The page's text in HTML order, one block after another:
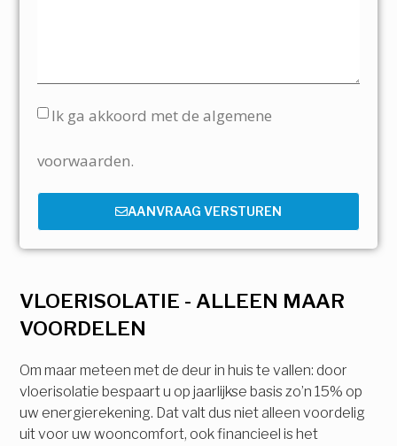
VLOERISOLATIE - ALLEEN MAAR
VOORDELEN
Om maar meteen met de deur in huis te vallen: door
vloerisolatie bespaart u op jaarlijkse basis zo’n 15% op
uw energierekening. Dat valt dus niet alleen voordelig
uit voor uw wooncomfort, ook financieel is het
Ik ga akkoord met de algemene
voorwaarden.
AANVRAAG VERSTUREN